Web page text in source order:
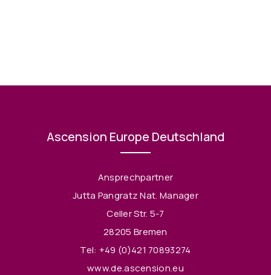
Ascension Europe Deutschland
Ansprechpartner
Jutta Pangratz Nat. Manager
Celler Str. 5-7
28205 Bremen
Tel: +49 (0)421 70893274
www.de.ascension.eu